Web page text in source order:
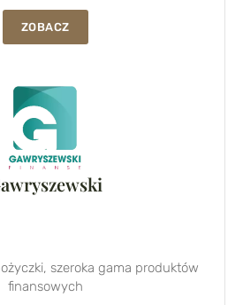
ZOBACZ
szeroka gama produktów
finansowych